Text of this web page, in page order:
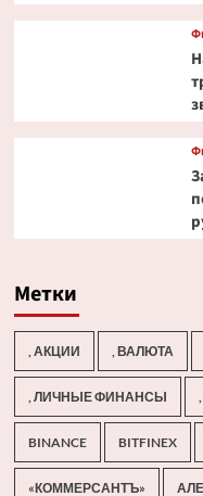
Метки
, АКЦИИ , ВАЛЮТА
, ЛИЧНЫЕ ФИНАНСЫ
BINANCE BITFINEX
«КОММЕРСАНТЪ»